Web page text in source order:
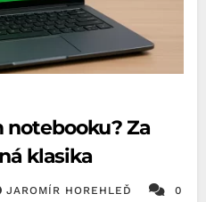
notebooku? Za
klasika
JAROMÍR HOREHLEĎ 0